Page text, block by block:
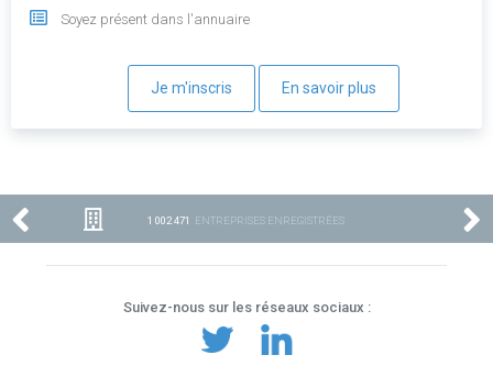
Soyez présent dans l'annuaire
Je m'inscris En savoir plus
1 002 471 ENTREPRISES ENREGISTRÉES
Suivez-nous sur les réseaux sociaux :